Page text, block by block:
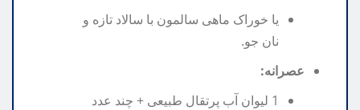
یا خوراک ماهی سالمون با سالاد تازه و
نان جو.
عصرانه:
1 لیوان آب پرتقال طبیعی + چند عدد